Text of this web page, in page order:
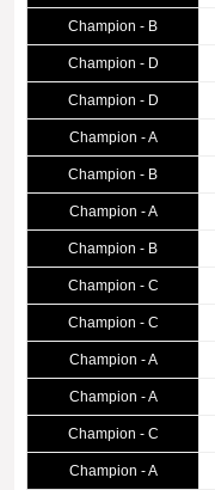
Champion - B
Champion - D
Champion - D
Champion - A
Champion - B
Champion - A
Champion - B
Champion - C
Champion - C
Champion - A
Champion - A
Champion - C
Champion - A